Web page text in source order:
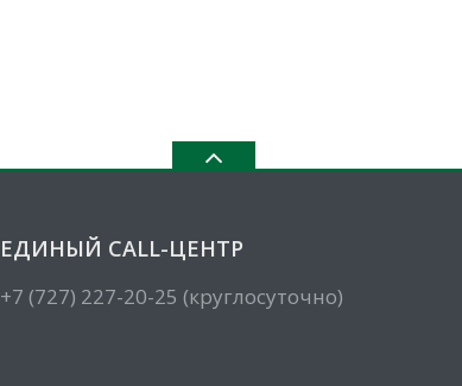
ЕДИНЫЙ CALL-ЦЕНТР
+7 (727) 227-20-25 (круглосуточно)